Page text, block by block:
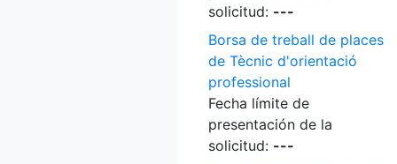
solicitud: ---
Borsa de treball de places
de Tècnic d'orientació
professional
Fecha límite de
presentación de la
solicitud: ---